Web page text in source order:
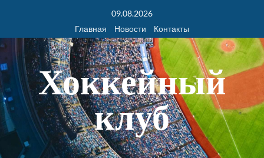
09.08.2026
Главная
Новости Контакты
Хоккейный
клуб